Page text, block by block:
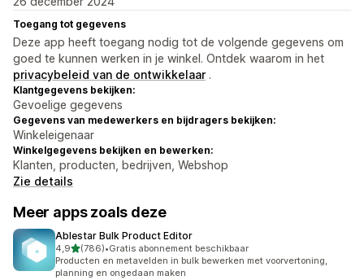
Toegang tot gegevens
Deze app heeft toegang nodig tot de volgende gegevens om
goed te kunnen werken in je winkel. Ontdek waarom in het
privacybeleid van de ontwikkelaar .
Klantgegevens bekijken:
Gevoelige gegevens
Gegevens van medewerkers en bijdragers bekijken:
Winkeleigenaar
Winkelgegevens bekijken en bewerken:
Klanten, producten, bedrijven, Webshop
Zie details
Meer apps zoals deze
Ablestar Bulk Product Editor
4,9van 5 sterren
(786)
786 recensies in totaal
•Gratis abonnement beschikbaar
Producten en metavelden in bulk bewerken met voorvertoning,
planning en ongedaan maken